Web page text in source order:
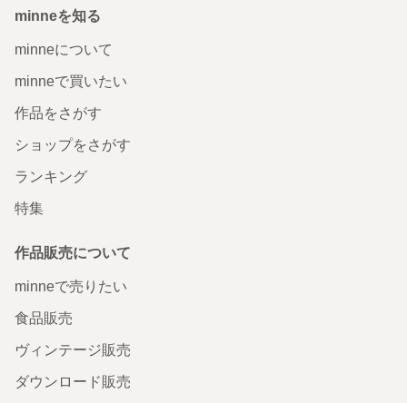
minneを知る
minneについて
minneで買いたい
作品をさがす
ショップをさがす
ランキング
特集
作品販売について
minneで売りたい
食品販売
ヴィンテージ販売
ダウンロード販売